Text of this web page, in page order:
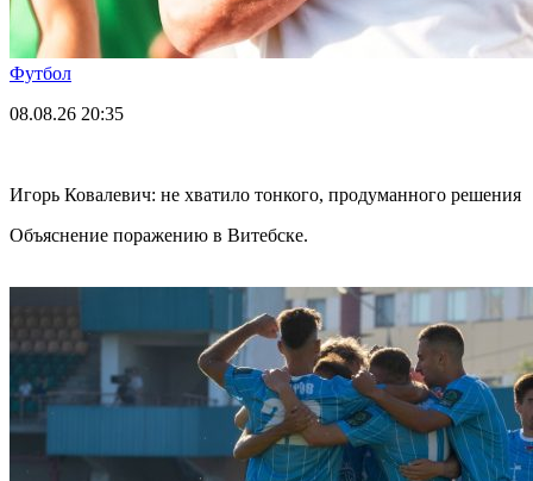
Футбол
08.08.26 20:35
Игорь Ковалевич: не хватило тонкого, продуманного решения
Объяснение поражению в Витебске.